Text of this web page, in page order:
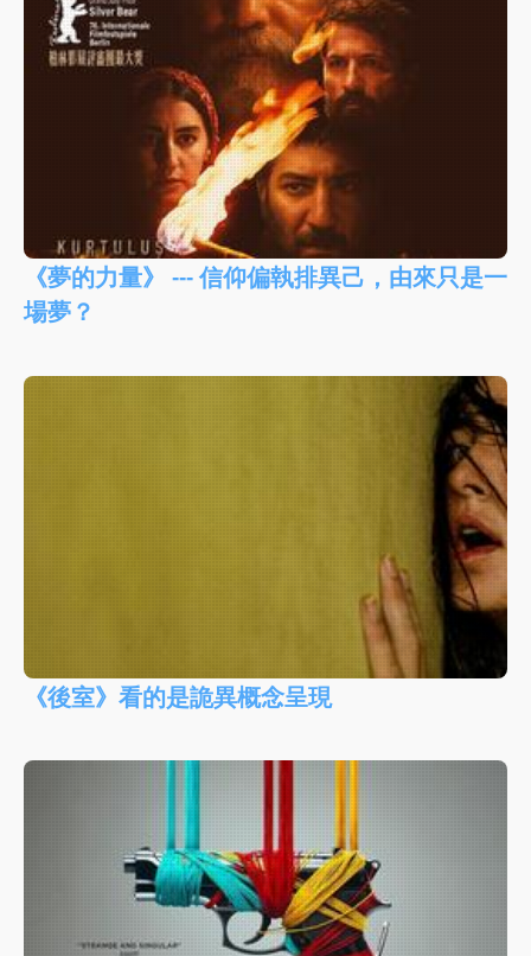
《夢的力量》 --- 信仰偏執排異己，由來只是一
場夢？
《後室》看的是詭異概念呈現